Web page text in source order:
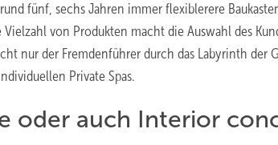
fünf, sechs Jahren immer flexiblerere
Vielzahl von Produkten macht die Auswahl des
nur der Fremdenführer durch das Labyrinth der
Private Spas.
oder auch Interior